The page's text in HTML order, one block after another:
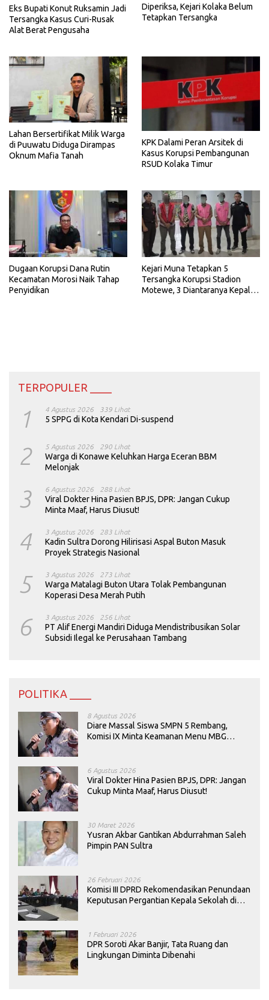
Eks Bupati Konut Ruksamin Jadi
Tersangka Kasus Curi-Rusak
Alat Berat Pengusaha
Diperiksa, Kejari Kolaka Belum
Tetapkan Tersangka
Lahan Bersertifikat Milik Warga
di Puuwatu Diduga Dirampas
Oknum Mafia Tanah
KPK Dalami Peran Arsitek di
Kasus Korupsi Pembangunan
RSUD Kolaka Timur
Dugaan Korupsi Dana Rutin
Kecamatan Morosi Naik Tahap
Penyidikan
Kejari Muna Tetapkan 5
Tersangka Korupsi Stadion
Motewe, 3 Diantaranya Kepala
TERPOPULER ____
1 4 Agustus 2026 339 Lihat
5 SPPG di Kota Kendari Di-suspend
2 5 Agustus 2026 290 Lihat
Warga di Konawe Keluhkan Harga Eceran BBM
Melonjak
3 6 Agustus 2026 288 Lihat
Viral Dokter Hina Pasien BPJS, DPR: Jangan Cukup
Minta Maaf, Harus Diusut!
4 3 Agustus 2026 283 Lihat
Kadin Sultra Dorong Hilirisasi Aspal Buton Masuk
Proyek Strategis Nasional
5 3 Agustus 2026 273 Lihat
Warga Matalagi Buton Utara Tolak Pembangunan
Koperasi Desa Merah Putih
6 3 Agustus 2026 256 Lihat
PT Alif Energi Mandiri Diduga Mendistribusikan Solar
Subsidi Ilegal ke Perusahaan Tambang
POLITIKA ____
8 Agustus 2026
Diare Massal Siswa SMPN 5 Rembang,
Komisi IX Minta Keamanan Menu MBG
6 Agustus 2026
Viral Dokter Hina Pasien BPJS, DPR: Jangan
Cukup Minta Maaf, Harus Diusut!
30 Maret 2026
Yusran Akbar Gantikan Abdurrahman Saleh
Pimpin PAN Sultra
26 Februari 2026
Komisi III DPRD Rekomendasikan Penundaan
Keputusan Pergantian Kepala Sekolah di
1 Februari 2026
DPR Soroti Akar Banjir, Tata Ruang dan
Lingkungan Diminta Dibenahi